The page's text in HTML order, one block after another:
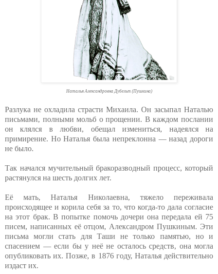
Наталья Александровна Дубельт (Пушкина)
Разлука не охладила страсти Михаила. Он засыпал Наталью
письмами, полными мольб о прощении. В каждом послании
он клялся в любви, обещал измениться, надеялся на
примирение. Но Наталья была непреклонна — назад дороги
не было.
Так начался мучительный бракоразводный процесс, который
растянулся на шесть долгих лет.
Её мать, Наталья Николаевна, тяжело переживала
происходящее и корила себя за то, что когда-то дала согласие
на этот брак. В попытке помочь дочери она передала ей 75
писем, написанных её отцом, Александром Пушкиным. Эти
письма могли стать для Таши не только памятью, но и
спасением — если бы у неё не осталось средств, она могла
опубликовать их. Позже, в 1876 году, Наталья действительно
издаст их.